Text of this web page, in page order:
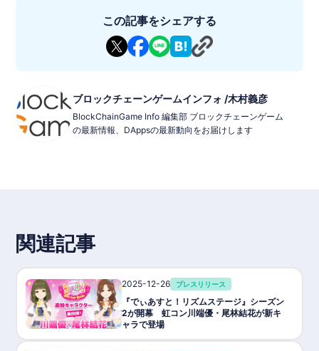
ら、楽曲に合わせてタップ操作でリズムゲームプレイを行いま
す。高得点を競うランキング要素もあり、戦略的な育成＋音ゲー
の爽快感を両立しています。Web3技術を活用し、Kaiaチェーン
を通じてNFTやゲーム内ポイントなどの報酬を得る仕組みが用意
・VTuber×リズムゲーム
演出。
・育成要素
虹コン以外のメンバーや、「でぃあすと！」プロジェクト参加ア
ーティストも追加予定。
◾️基本情報
ジャンル: キャラクター育成 × リズムゲーム
対応機種: スマートフォン（iOS／Android）対応予定
価格: 基本プレイ無料＋アプリ内課金形式（詳細未発表）
開発状況:開発中。2025年7月下旬～8月上旬に正式リリース予定
P2E対応: Web3報酬機能搭載（NFT、$NXTトークンなど）
この記事をシェアする
ブロックチェーンゲームインフォ /木村義彦
BlockChainGame Info 編集部 ブロックチェーンゲーム
の最新情報、DAppsの最新動向をお届けします
関連記事
2025-12-26 プレスリリース
『でぃあすと！リズムステージ』シーズン
2が開幕 虹コン川端優・尾林結花が新キ
ャラで登場